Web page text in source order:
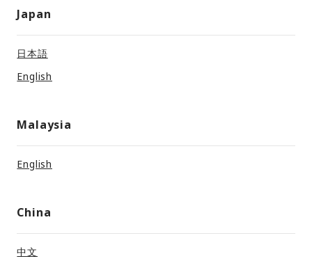
Japan
日本語
English
Malaysia
English
China
中文